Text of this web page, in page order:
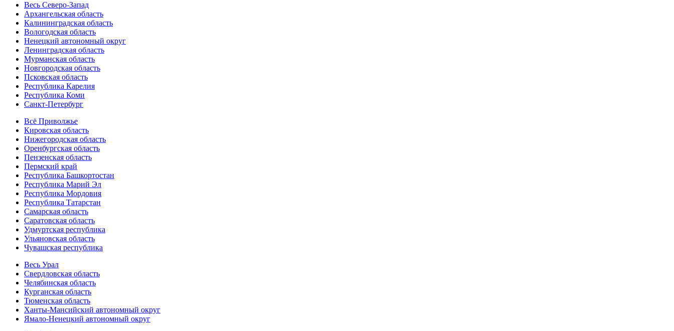
Весь Северо-Запад
Архангельская область
Калининградская область
Вологодская область
Ненецкий автономный округ
Ленинградская область
Мурманская область
Новгородская область
Псковская область
Республика Карелия
Республика Коми
Санкт-Петербург
Всё Приволжье
Кировская область
Нижегородская область
Оренбургская область
Пензенская область
Пермский край
Республика Башкортостан
Республика Марий Эл
Республика Мордовия
Республика Татарстан
Самарская область
Саратовская область
Удмуртская республика
Ульяновская область
Чувашская республика
Весь Урал
Свердловская область
Челябинская область
Курганская область
Тюменская область
Ханты-Мансийский автономный округ
Ямало-Ненецкий автономный округ